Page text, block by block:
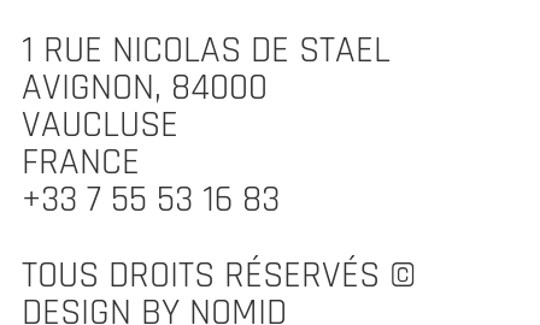
1 RUE NICOLAS DE STAEL
AVIGNON, 84000
VAUCLUSE
FRANCE
+33 7 55 53 16 83
TOUS DROITS RÉSERVÉS ©
DESIGN BY NOMID